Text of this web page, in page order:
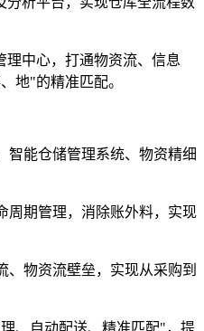
中心，打通物资流、信息
地"的精准匹配。
智能仓储管理系统、物资精细
周期管理，消除账外料，实现
、物资流壁垒，实现从采购到
、自动配送、精准匹配"，提